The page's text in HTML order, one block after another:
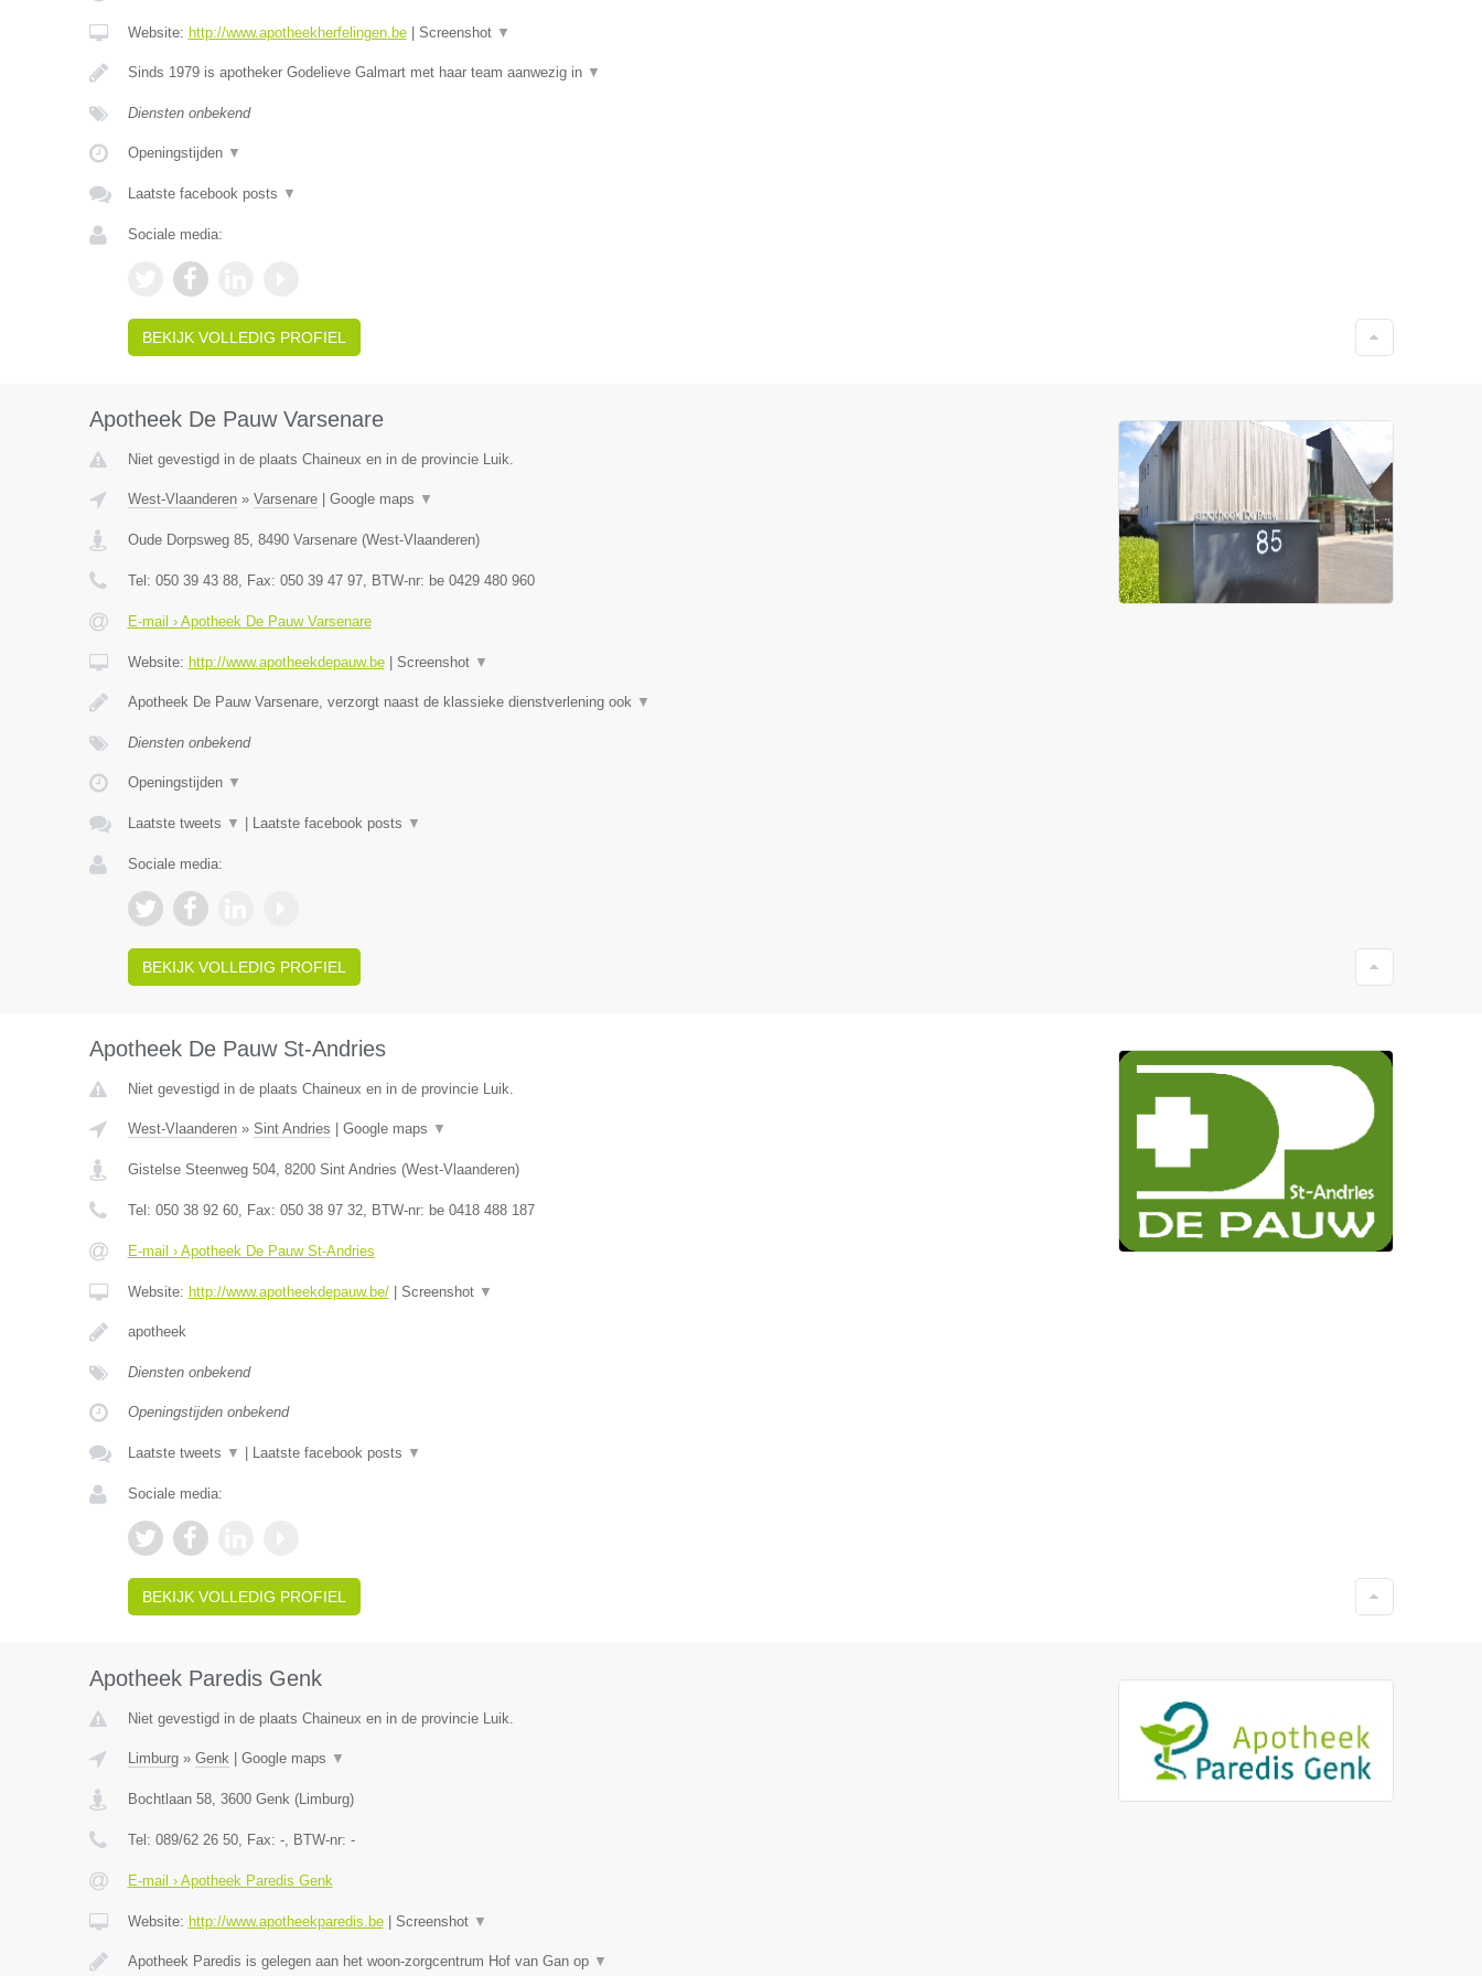
Website: http://www.apotheekherfelingen.be| Screenshot ▼
Sinds 1979 is apotheker Godelieve Galmart met haar team aanwezig in ▼
Diensten onbekend
Openingstijden ▼
Laatste facebook posts ▼
Sociale media:
BEKIJK VOLLEDIG PROFIEL
Apotheek De Pauw Varsenare
Niet gevestigd in de plaats Chaineux en in de provincie Luik.
West-Vlaanderen» Varsenare| Google maps ▼
Oude Dorpsweg 85, 8490 Varsenare(West-Vlaanderen)
Tel: 050 39 43 88, Fax: 050 39 47 97, BTW-nr: be 0429 480 960
E-mail › Apotheek De Pauw Varsenare
Website: http://www.apotheekdepauw.be| Screenshot ▼
Apotheek De Pauw Varsenare, verzorgt naast de klassieke dienstverlening ook ▼
Diensten onbekend
Openingstijden ▼
Laatste tweets ▼ Laatste facebook posts ▼
Sociale media:
BEKIJK VOLLEDIG PROFIEL
Apotheek De Pauw St-Andries
Niet gevestigd in de plaats Chaineux en in de provincie Luik.
West-Vlaanderen» Sint Andries Google maps ▼
Gistelse Steenweg 504, 8200 Sint Andries (West-Vlaanderen)
Tel: 050 38 92 60, Fax: 050 38 97 32, BTW-nr: be 0418 488 187
E-mail › Apotheek De Pauw St-Andries
Website: http://www.apotheekdepauw.be/| Screenshot ▼
apotheek
Diensten onbekend
Openingstijden onbekend
Laatste tweets ▼ Laatste facebook posts ▼
Sociale media:
BEKIJK VOLLEDIG PROFIEL
Apotheek Paredis Genk
Niet gevestigd in de plaats Chaineux en in de provincie Luik.
Limburg» Genk| Google maps ▼
Bochtlaan 58, 3600 Genk(Limburg)
Tel: 089/62 26 50, Fax: -, BTW-nr: -
E-mail › Apotheek Paredis Genk
Website: http://www.apotheekparedis.be| Screenshot ▼
Apotheek Paredis is gelegen aan het woon-zorgcentrum Hof van Gan op ▼